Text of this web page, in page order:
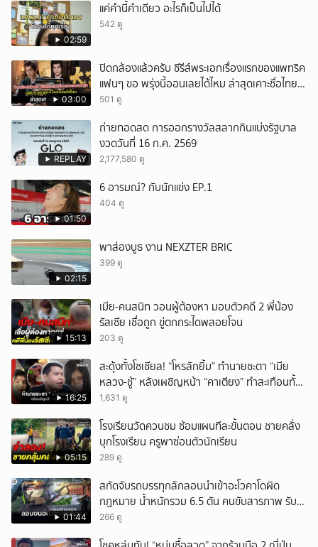
02:59
แค่คำนี้คำเดียว อะไรก็เป็นไปได้
542 ดู
03:00
ปิดกล้องแล้วครับ ซีรีส์พระเอกเรื่องแรกของแพทริค
แฟนๆ ขอ พรุ่งนี้ออนเลยได้ไหม ล่าสุดเคาะชื่อไทย
แล้ว
501 ดู
REPLAY
ถ่ายทอดสด การออกรางวัลสลากกินแบ่งรัฐบาล
งวดวันที่ 16 ก.ค. 2569
2,177,580 ดู
01:50
6 อารมณ์? กับนักแข่ง EP.1
404 ดู
02:15
พาส่องบูธ งาน NEXZTER BRIC
399 ดู
15:13
เมีย-คนสนิท วอนผู้ต้องหา มอบตัวคดี 2 พี่น้อง
รัสเซีย เชื่อถูก ขู่ตกกระไดพลอยโจน
203 ดู
16:25
สะดุ้งทั้งโซเชียล! “โหรลักยิ้ม” ทำนายชะตา “เมีย
หลวง-ชู้” หลังเผชิญหน้า “คาเตียง” ทำสะเทือนทั้ง
ประเทศ
1,631 ดู
05:15
โรงเรียนวัดควนชม ซ้อมแผนทีละขั้นตอน ชายคลั่ง
บุกโรงเรียน ครูพาซ่อนตัวนักเรียน
289 ดู
01:44
สกัดจับรถบรรทุกลักลอบนำเข้าอะโวคาโดผิด
กฎหมาย น้ำหนักรวม 6.5 ตัน คนขับสารภาพ รับ
ค่าจ้างเที่ยวละ 5,000 บาท
266 ดู